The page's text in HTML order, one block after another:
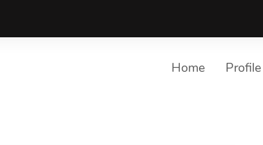
Home Profile